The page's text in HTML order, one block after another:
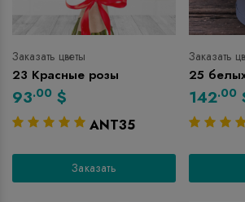
Заказать цветы
23 Красные розы
93.00 $
ANT35
Заказать
Заказать
25
142.00